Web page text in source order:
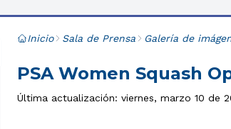
Inicio Sala de Prensa Galería de
PSA Women Squash
Última actualización: viernes, marzo 10 de